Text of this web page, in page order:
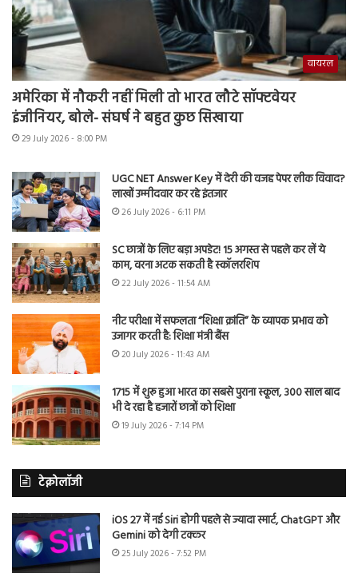
वायरल
अमेरिका में नौकरी नहीं मिली तो भारत लौटे सॉफ्टवेयर
इंजीनियर, बोले- संघर्ष ने बहुत कुछ सिखाया
29 July 2026 - 8:00 PM
UGC NET Answer Key में देरी की वजह पेपर लीक विवाद?
लाखों उम्मीदवार कर रहे इंतजार
26 July 2026 - 6:11 PM
SC छात्रों के लिए बड़ा अपडेट! 15 अगस्त से पहले कर लें ये
काम, वरना अटक सकती है स्कॉलरशिप
22 July 2026 - 11:54 AM
नीट परीक्षा में सफलता “शिक्षा क्रांति” के व्यापक प्रभाव को
उजागर करती है: शिक्षा मंत्री बैंस
20 July 2026 - 11:43 AM
1715 में शुरू हुआ भारत का सबसे पुराना स्कूल, 300 साल बाद
भी दे रहा है हजारों छात्रों को शिक्षा
19 July 2026 - 7:14 PM
टेक्नोलॉजी
iOS 27 में नई Siri होगी पहले से ज्यादा स्मार्ट, ChatGPT और
Gemini को देगी टक्कर
25 July 2026 - 7:52 PM